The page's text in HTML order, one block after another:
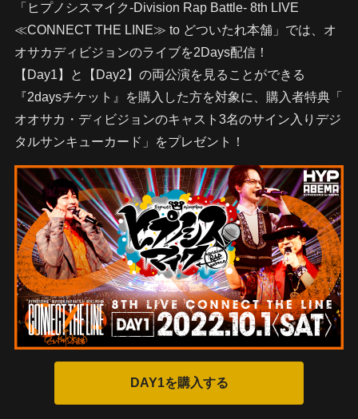
「ヒプノシスマイク-Division Rap Battle- 8th LIVE
≪CONNECT THE LINE≫ to どついたれ本舗」では、オ
オサカディビジョンのライブを2Days配信！
【Day1】と【Day2】の両公演を見ることができる
『2daysチケット』を購入した方を対象に、購入者特典「
オオサカ・ディビジョンのキャスト3名のサイン入りデジ
タルサンキューカード」をプレゼント！